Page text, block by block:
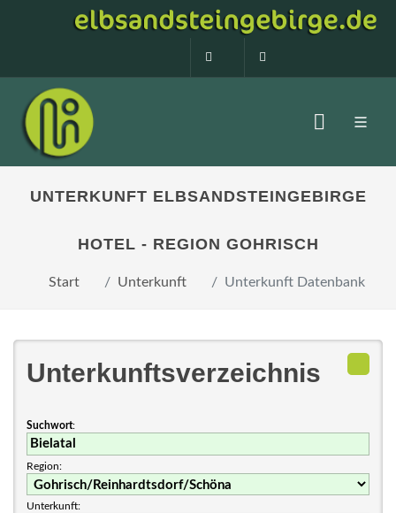
0160 99873408
UNTERKUNFT ELBSANDSTEINGEBIRGE
HOTEL - REGION GOHRISCH
Start Unterkunft Unterkunft Datenbank
Unterkunftsverzeichnis
Suchwort:
Region:
Unterkunft: